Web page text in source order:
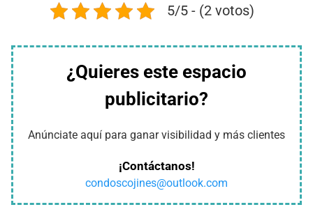
5/5 - (2 votos)
¿Quieres este espacio
publicitario?
Anúnciate aquí para ganar visibilidad y más clientes
¡Contáctanos!
condoscojines@outlook.com